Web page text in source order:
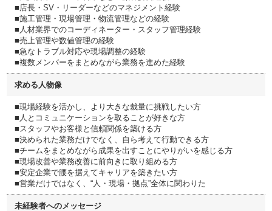
■店長・SV・リーダーなどのマネジメント経験
■施工管理・現場管理・物流管理などの経験
■人材業界でのコーディネーター・スタッフ管理経験
■売上管理や数値管理の経験
■急なトラブル対応や現場調整の経験
■複数メンバーをまとめながら業務を進めた経験
求める人物像
■現場経験を活かし、より大きな裁量に挑戦したい方
■人とコミュニケーションを取ることが好きな方
■スタッフやお客様と信頼関係を築ける方
■決められた業務だけでなく、自ら考えて行動できる方
■チームをまとめながら成果を出すことにやりがいを感じる方
■現場改善や業務改善に前向きに取り組める方
■安定企業で腰を据えてキャリアを築きたい方
■営業だけではなく、“人・現場・拠点”全体に関わりた
未経験者へのメッセージ